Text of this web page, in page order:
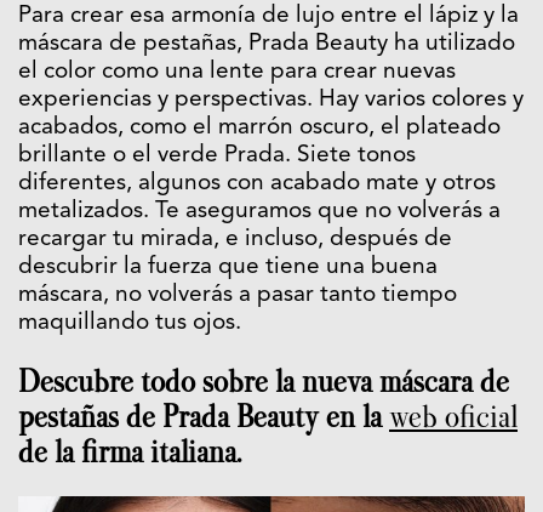
Para crear esa armonía de lujo entre el lápiz y la
máscara de pestañas, Prada Beauty ha utilizado
el color como una lente para crear nuevas
experiencias y perspectivas. Hay varios colores y
acabados, como el marrón oscuro, el plateado
brillante o el verde Prada. Siete tonos
diferentes, algunos con acabado mate y otros
metalizados. Te aseguramos que no volverás a
recargar tu mirada, e incluso, después de
descubrir la fuerza que tiene una buena
máscara, no volverás a pasar tanto tiempo
maquillando tus ojos.
Descubre todo sobre la nueva máscara de
pestañas de Prada Beauty en laweb oficial
de la firma italiana.